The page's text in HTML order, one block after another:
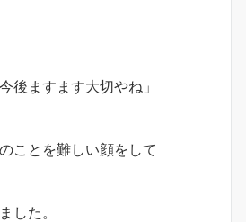
後ますます大切やね」
ことを難しい顔をして
した。